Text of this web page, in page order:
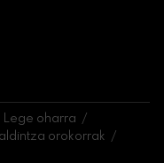
Lege oharra
orokorrak